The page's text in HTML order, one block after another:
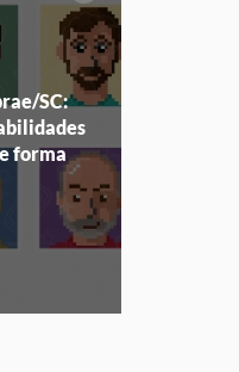
forma